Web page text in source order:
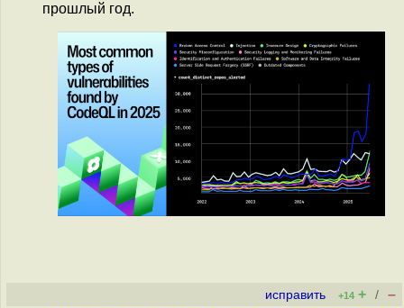
прошлый год.
исправить +14 + / –